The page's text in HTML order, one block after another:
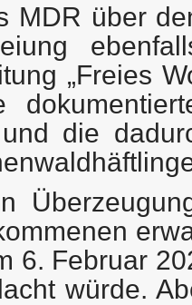
MDR über
„Freies
die
6. Februar
würde.